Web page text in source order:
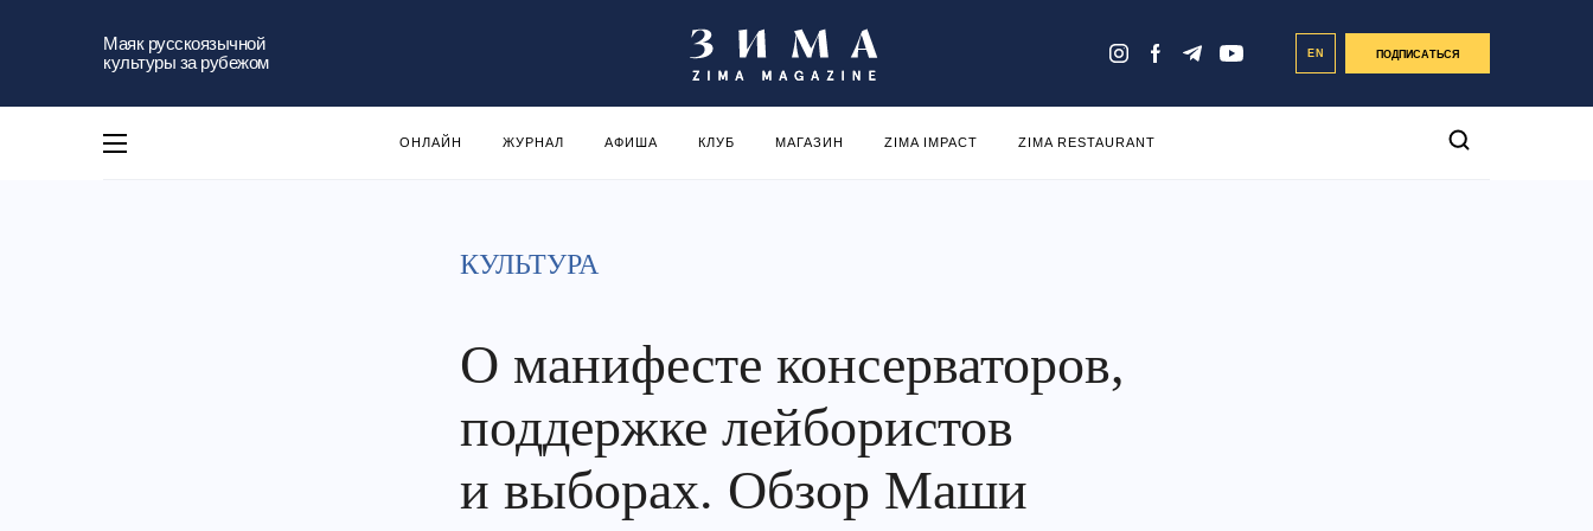
Маяк русскоязычной
культуры за рубежом
EN ПОДПИСАТЬСЯ
ОНЛАЙН ЖУРНАЛ АФИША КЛУБ МАГАЗИН ZIMA IMPACT ZIMA RESTAURANT
КУЛЬТУРА
О манифесте консерваторов,
поддержке лейбористов
и выборах. Обзор Маши